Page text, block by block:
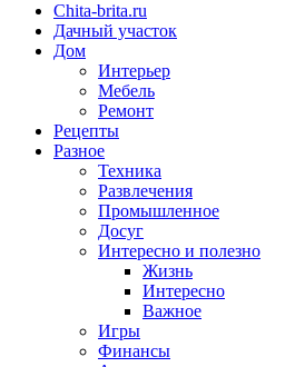
Chita-brita.ru
Дачный участок
Дом
Интерьер
Мебель
Ремонт
Рецепты
Разное
Техника
Развлечения
Промышленное
Досуг
Интересно и полезно
Жизнь
Интересно
Важное
Игры
Финансы